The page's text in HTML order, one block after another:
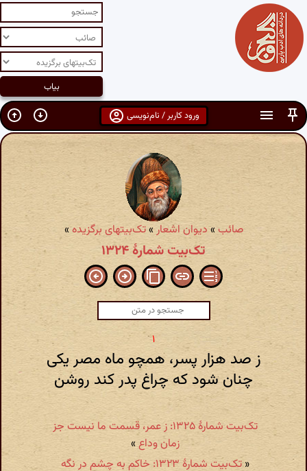
ورود کاربر / نام‌نویسی
صائب»دیوان اشعار »تک‌بیتهای برگزیده»
تک‌بیت شمارهٔ ۱۳۲۴
ز صد هزار پسر، همچو ماه مصر یکی
چنان شود که چراغ پدر کند روشن
تک‌بیت شمارهٔ ۱۳۲۵: ز عمر، قسمت ما نیست جز
زمان وداع»
«
تک‌بیت شمارهٔ ۱۳۲۳: خاکم به چشم در نگه